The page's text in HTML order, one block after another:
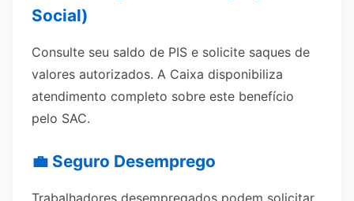
Social)
Consulte seu saldo de PIS e solicite saques de
valores autorizados. A Caixa disponibiliza
atendimento completo sobre este benefício
pelo SAC.
💼 Seguro Desemprego
Trabalhadores desempregados podem solicitar